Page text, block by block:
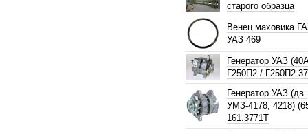
старого образца
Венец маховика
УАЗ 469
Генератор УАЗ
Г250П2 /
Генератор УАЗ (дв.
УМЗ-4178, 4218)
161.3771Т